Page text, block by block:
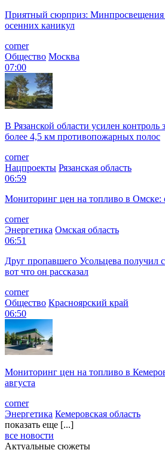
Приятный сюрприз: Минпросвещения
осенних каникул
corner
Общество Москва
07:00
В Рязанской области усилен контроль
более 4,5 км противопожарных полос
corner
Нацпроекты Рязанская область
06:59
Мониторинг цен на топливо в Омске:
corner
Энергетика Омская область
06:51
Друг пропавшего Усольцева получил
вот что он рассказал
corner
Общество Красноярский край
06:50
Мониторинг цен на топливо в
августа
corner
Энергетика Кемеровская область
показать еще [...]
все новости
Актуальные сюжеты